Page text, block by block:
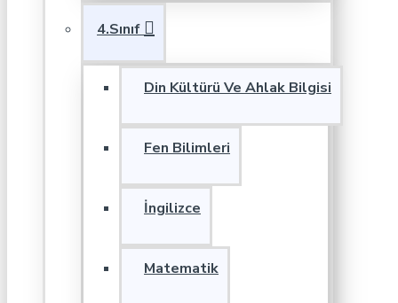
4.Sınıf
Din Kültürü Ve Ahlak Bilgisi
Fen Bilimleri
İngilizce
Matematik